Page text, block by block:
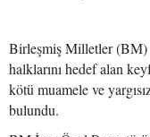
Birleşmiş Milletler (BM)
halklarını hedef alan
kötü muamele ve
bulundu.